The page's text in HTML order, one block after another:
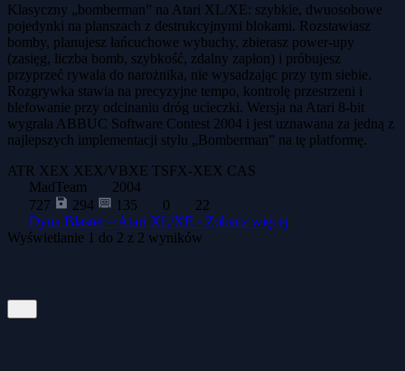
Klasyczny „bomberman” na Atari XL/XE: szybkie, dwuosobowe
pojedynki na planszach z destrukcyjnymi blokami. Rozstawiasz
bomby, planujesz łańcuchowe wybuchy, zbierasz power-upy
(zasięg, liczba bomb, szybkość, zdalny zapłon) i próbujesz
przyprzeć rywala do narożnika, nie wysadzając przy tym siebie.
Rozgrywka stawia na precyzyjne tempo, kontrolę przestrzeni i
blefowanie przy odcinaniu dróg ucieczki. Wersja na Atari 8-bit
wygrała ABBUC Software Contest 2004 i jest uznawana za jedną z
najlepszych implementacji stylu „Bomberman” na tę platformę.
ATR XEX XEX/VBXE TSFX-XEX CAS
MadTeam
2004
727
294 135 0
22
Dyna Blaster – Atari XL/XE - Zobacz więcej
Wyświetlanie 1 do 2 z 2 wyników